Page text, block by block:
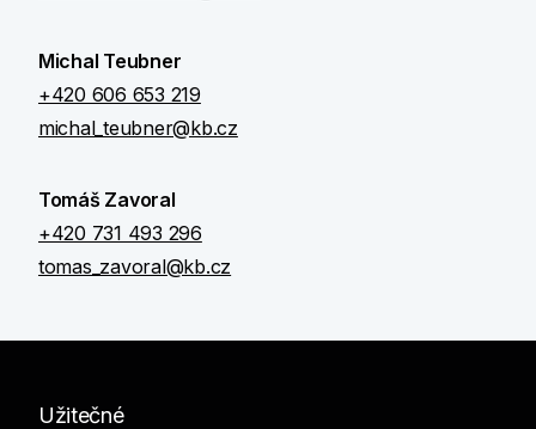
Michal Teubner
+420 606 653 219
michal_teubner@kb.cz
Tomáš Zavoral
+420 731 493 296
tomas_zavoral@kb.cz
Užitečné